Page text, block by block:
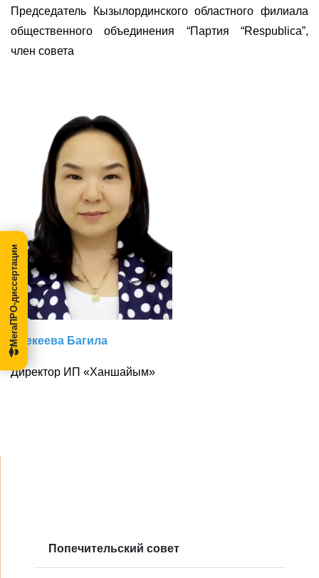
Председатель Кызылординского областного филиала
общественного объединения “Партия “Respublica”,
член совета
Баекеева Багила
Директор ИП «Ханшайым»
Попечительский совет
МегаПРО-диссертации